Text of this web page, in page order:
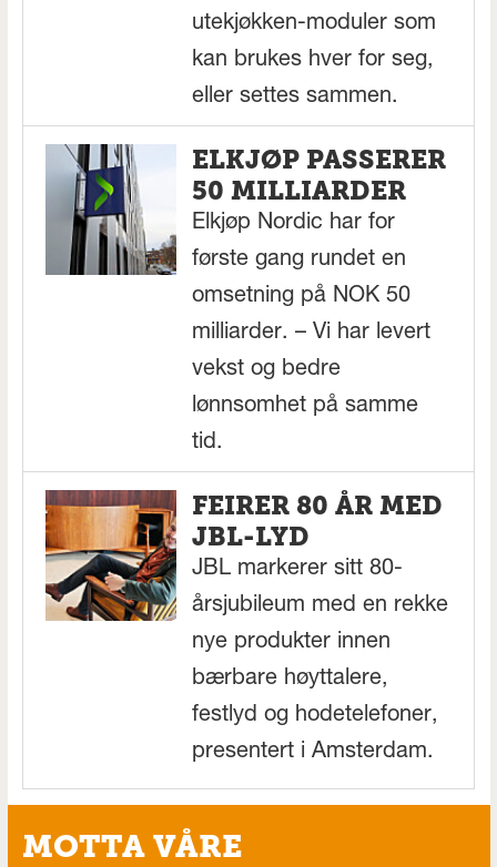
utekjøkken-moduler som
kan brukes hver for seg,
eller settes sammen.
ELKJØP PASSERER
50 MILLIARDER
Elkjøp Nordic har for
første gang rundet en
omsetning på NOK 50
milliarder. – Vi har levert
vekst og bedre
lønnsomhet på samme
tid.
FEIRER 80 ÅR MED
JBL-LYD
JBL markerer sitt 80-
årsjubileum med en rekke
nye produkter innen
bærbare høyttalere,
festlyd og hodetelefoner,
presentert i Amsterdam.
MOTTA VÅRE